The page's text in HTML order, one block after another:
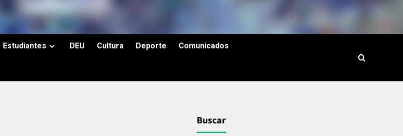
Estudiantes DEU Cultura Deporte Comunicados
Buscar